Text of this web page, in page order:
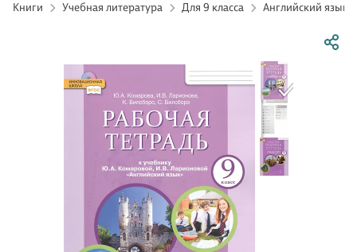
Книги Учебная литература Для 9 класса Английский язык 9